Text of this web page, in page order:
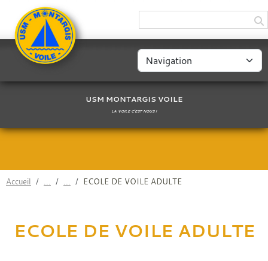
USM MONTARGIS VOILE
LA VOILE C'EST NOUS !
Accueil ECOLE DE VOILE ADULTE
ECOLE DE VOILE ADULTE
Panneau de gestion des cookies